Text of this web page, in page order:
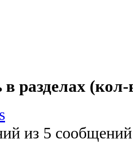
разделах
из 5